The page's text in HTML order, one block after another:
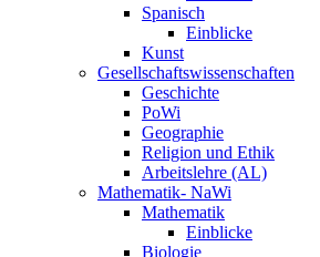
Spanisch
Einblicke
Kunst
Gesellschaftswissenschaften
Geschichte
PoWi
Geographie
Religion und Ethik
Arbeitslehre (AL)
Mathematik- NaWi
Mathematik
Einblicke
Biologie